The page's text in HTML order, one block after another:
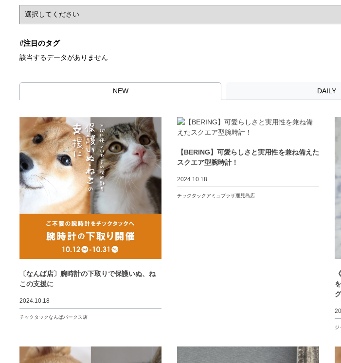
#注目のタグ
該当するデータがありません
NEW DAILY
〔なんば店〕腕時計の下取りで保護いぬ、ね
この支援に
2024.10.18
チックタックなんばパークス店
【BERING】可愛らしさと実用性を兼ね備えた
スクエア型腕時計！
2024.10.18
チックタックアミュプラザ鹿児島店
ジ